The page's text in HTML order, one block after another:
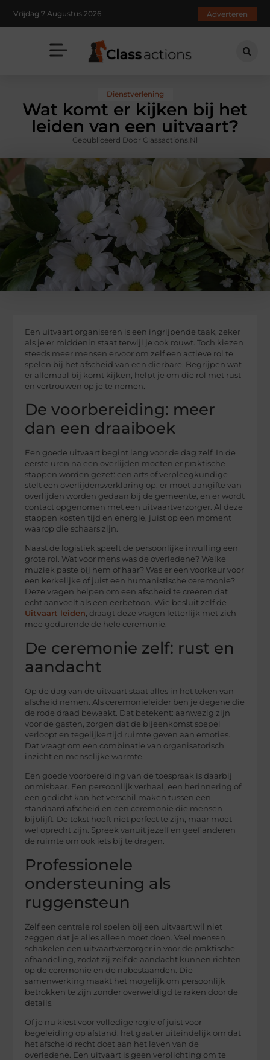
Vrijdag 7 Augustus 2026 Adverteren
Dienstverlening
Wat komt er kijken bij het
leiden van een uitvaart?
Gepubliceerd Door Classactions.nl
Een uitvaart organiseren is een ingrijpende taak, zeker
als je er middenin staat terwijl je ook rouwt. Toch kiezen
steeds meer mensen ervoor om zelf een actieve rol te
spelen bij het afscheid van een dierbare. Begrijpen wat
er allemaal bij komt kijken, helpt je om die rol met rust
en vertrouwen op je te nemen.
De voorbereiding: meer
dan een draaiboek
Een goede uitvaart begint lang voor de dag zelf. In de
eerste uren na een overlijden moeten er praktische
stappen worden gezet: een arts of verpleegkundige
stelt een overlijdensverklaring op, er moet aangifte van
overlijden worden gedaan bij de gemeente, en er wordt
contact opgenomen met een uitvaartverzorger. Al deze
stappen kosten tijd en energie, juist op een moment
waarop die schaars zijn.
Naast de logistiek speelt de persoonlijke invulling een
grote rol. Wat voor mens was de overledene? Welke
muziek paste bij hem of haar? Was er een voorkeur voor
een kerkelijke of juist een humanistische ceremonie?
Deze vragen helpen om een afscheid te creëren dat
echt aanvoelt als een eerbetoon. Wie besluit zelf de
Uitvaart leiden, draagt deze vragen letterlijk met zich
mee gedurende de hele ceremonie.
De ceremonie zelf: rust en
aandacht
Op de dag van de uitvaart staat alles in het teken van
afscheid nemen. Als ceremonieleider ben je degene die
de rode draad bewaakt. Dat betekent: aanwezig zijn
voor de gasten, zorgen dat de bijeenkomst soepel
verloopt en tegelijkertijd ruimte geven aan emoties.
Dat vraagt om een combinatie van organisatorisch
inzicht en menselijke warmte.
Een goede voorbereiding van de toespraak is daarbij
onmisbaar. Een persoonlijk verhaal, een herinnering of
een gedicht kan het verschil maken tussen een
standaard afscheid en een ceremonie die mensen
bijblijft. De tekst hoeft niet perfect te zijn, maar moet
wel oprecht zijn. Spreek vanuit jezelf en geef anderen
de ruimte om ook iets bij te dragen.
Professionele
ondersteuning als
ruggensteun
Zelf een centrale rol spelen bij een uitvaart wil niet
zeggen dat je alles alleen moet doen. Veel mensen
schakelen een uitvaartverzorger in voor de praktische
afhandeling, zodat zij zelf de aandacht kunnen richten
op de ceremonie en de nabestaanden. Die
samenwerking maakt het mogelijk om persoonlijk
betrokken te zijn zonder overweldigd te raken door de
details.
Of je nu kiest voor volledige regie of juist voor
begeleiding op afstand: het gaat er uiteindelijk om dat
het afscheid recht doet aan het leven van de
overledene. Een uitvaart is geen verplichting om te